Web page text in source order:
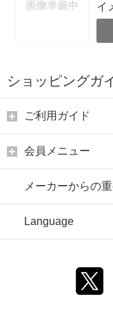
イ
ショッピングガ
ご利用ガイド
会員メニュー
メーカーからの
Language